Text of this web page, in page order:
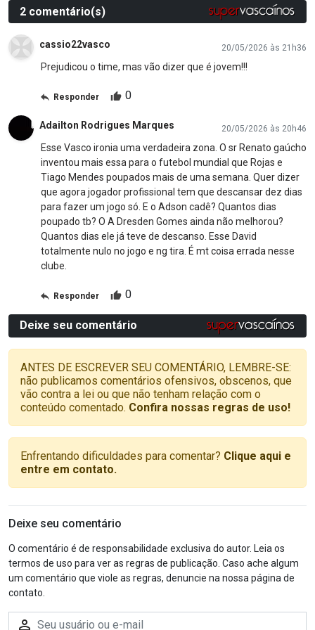
2 comentário(s)
cassio22vasco 20/05/2026 às 21h36
Prejudicou o time, mas vão dizer que é jovem!!!
Responder 0
Adailton Rodrigues Marques 20/05/2026 às 20h46
Esse Vasco ironia uma verdadeira zona. O sr Renato gaúcho
inventou mais essa para o futebol mundial que Rojas e
Tiago Mendes poupados mais de uma semana. Quer dizer
que agora jogador profissional tem que descansar dez dias
para fazer um jogo só. E o Adson cadê? Quantos dias
poupado tb? O A Dresden Gomes ainda não melhorou?
Quantos dias ele já teve de descanso. Esse David
totalmente nulo no jogo e ng tira. É mt coisa errada nesse
clube.
Responder 0
Deixe seu comentário
ANTES DE ESCREVER SEU COMENTÁRIO, LEMBRE-SE:
não publicamos comentários ofensivos, obscenos, que
vão contra a lei ou que não tenham relação com o
conteúdo comentado. Confira nossas regras de uso!
Enfrentando dificuldades para comentar? Clique aqui e
entre em contato.
Deixe seu comentário
O comentário é de responsabilidade exclusiva do autor. Leia os
termos de uso para ver as regras de publicação. Caso ache algum
um comentário que viole as regras, denuncie na nossa página de
contato.